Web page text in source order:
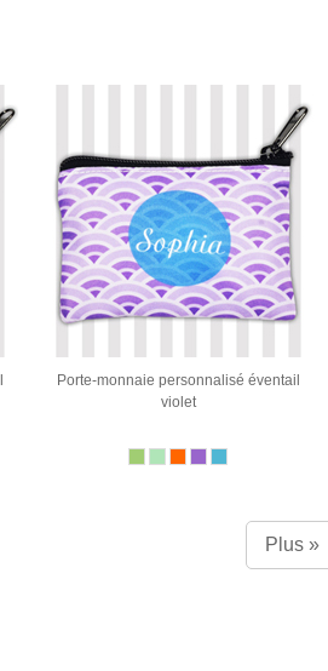
Porte-monnaie personnalisé éventail
violet
Plus »